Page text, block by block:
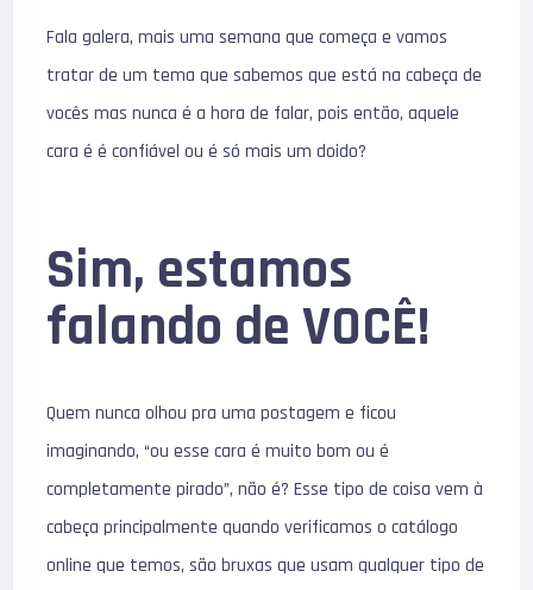
Fala galera, mais uma semana que começa e vamos
tratar de um tema que sabemos que está na cabeça de
vocês mas nunca é a hora de falar, pois então, aquele
cara é é confiável ou é só mais um doido?
Sim, estamos
falando de VOCÊ!
Quem nunca olhou pra uma postagem e ficou
imaginando, “ou esse cara é muito bom ou é
completamente pirado”, não é? Esse tipo de coisa vem à
cabeça principalmente quando verificamos o catálogo
online que temos, são bruxas que usam qualquer tipo de